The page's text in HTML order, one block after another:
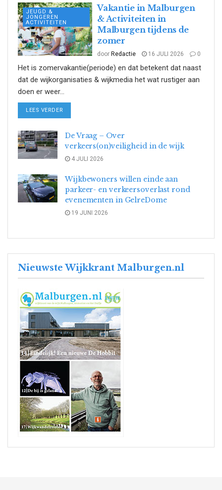
JEUGD &
JONGEREN
ACTIVITEITEN
Vakantie in Malburgen
& Activiteiten in
Malburgen tijdens de
zomer
door Redactie 16 JULI 2026 0
Het is zomervakantie(periode) en dat betekent dat naast
dat de wijkorganisaties & wijkmedia het wat rustiger aan
doen er weer...
LEES VERDER
De Vraag – Over
verkeers(on)veiligheid in de wijk
4 JULI 2026
Wijkbewoners willen einde aan
parkeer- en verkeersoverlast rond
evenementen in GelreDome
19 JUNI 2026
Nieuwste Wijkkrant Malburgen.nl